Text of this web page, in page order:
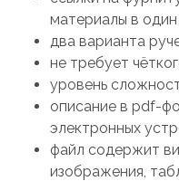
материалы в один
два варианта
не требует
уровень
описание в pdf-
электронных
файл содержит
изображения,